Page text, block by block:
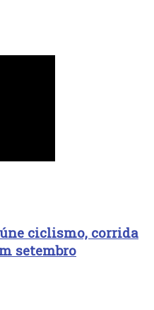
ciclismo, corrida
setembro